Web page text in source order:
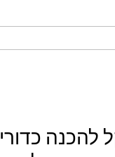
להכנה כדורי